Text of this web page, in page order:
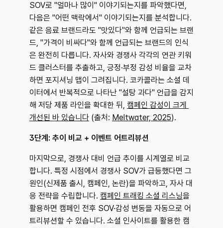
SOV로 "얼마나 많이" 이야기되는지를 파악했다면,
다음은 "어떤 맥락에서" 이야기되는지를 분석합니다.
같은 음료 브랜드라도 "맛있다"와 함께 언급되는 브랜
드, "가격이 비싸다"와 함께 언급되는 브랜드의 인식
은 완전히 다릅니다. 자사와 경쟁사 각각의 연관 키워
드 클러스터를 추출하고, 긍정·부정 감성 비율을 교차
하면 포지셔닝 맵이 그려집니다. 코카콜라는 소셜 데
이터에서 반복적으로 나타난 "설탕 과다" 언급을 감지
해 저당 제품 라인을 확대한 뒤, 캠페인 감성이 크게
개선된 바 있습니다 (출처: Meltwater, 2025).
3단계: 추이 비교 + 이벤트 어트리뷰션
마지막으로, 경쟁사 대비 언급 추이를 시계열로 비교
합니다. 특정 시점에서 경쟁사 SOV가 급등했다면 그
원인(신제품 출시, 캠페인, 논란)을 파악하고, 자사 대
응 전략을 수립합니다. 캠페인 트래킹 소셜 리스닝을
활용하면 캠페인 전후 SOV·감성 변동을 자동으로 어
트리뷰션할 수 있습니다. 소셜 인사이트를 활용한 캠